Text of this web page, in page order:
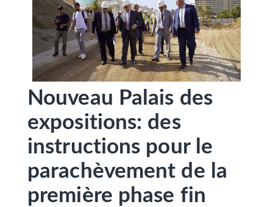
Nouveau Palais des
expositions: des
instructions pour le
parachèvement de la
première phase fin